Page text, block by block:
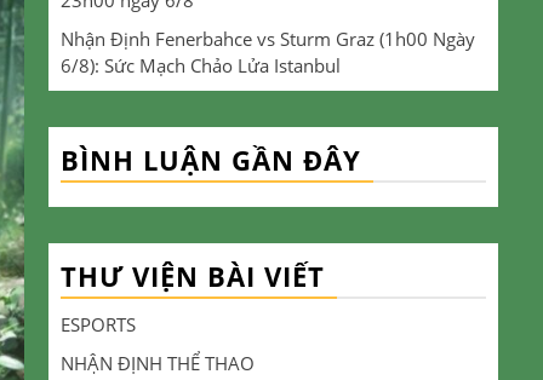
Nhận Định Fenerbahce vs Sturm Graz (1h00 Ngày
6/8): Sức Mạch Chảo Lửa Istanbul
BÌNH LUẬN GẦN ĐÂY
THƯ VIỆN BÀI VIẾT
ESPORTS
NHẬN ĐỊNH THỂ THAO